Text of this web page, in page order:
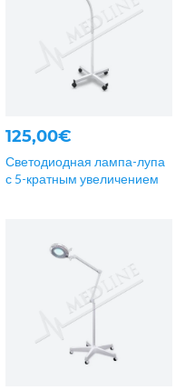
125,00€
Светодиодная лампа-лупа
с 5-кратным увеличением